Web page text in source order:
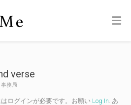
verse
務局
ログインが必要です。お願い Log In. あ